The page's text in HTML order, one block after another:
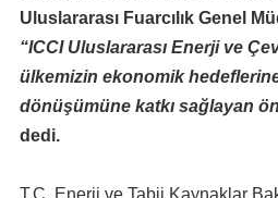
Uluslararası Fuarcılık Genel
“ICCI Uluslararası Enerji ve
ülkemizin ekonomik
dönüşümüne katkı sağlayan
dedi.